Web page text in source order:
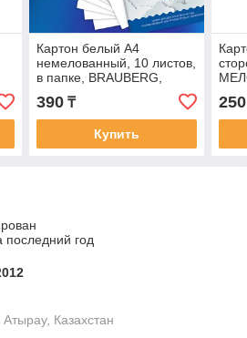
Картон белый А4
немелованный, 10 листов,
в папке, BRAUBERG,
200х290 мм, "Домики"
390₸
Купить
250
последний год
Казахстан